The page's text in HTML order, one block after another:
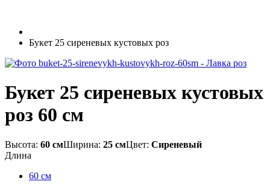
Букет 25 сиреневых кустовых роз
Букет 25 сиреневых кустовых
роз 60 см
Высота: 60 смШирина: 25 смЦвет: Сиреневый
Длина
60 см